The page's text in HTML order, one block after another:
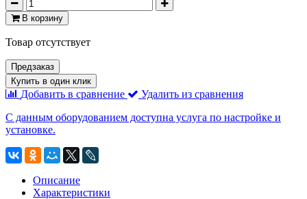
В корзину
Товар отсутствует
Предзаказ
Купить в один клик
Добавить в сравнение
Удалить из сравнения
С данным оборудованием доступна услуга по настройке и
установке.
Описание
Характеристики